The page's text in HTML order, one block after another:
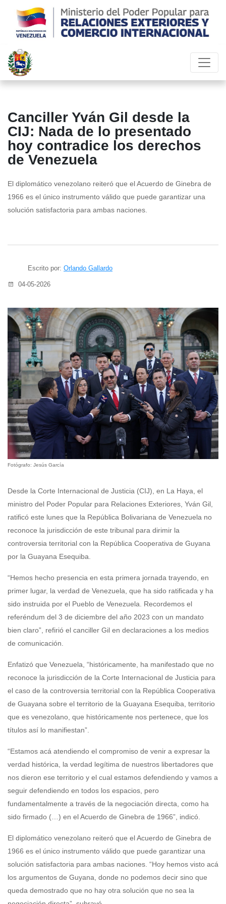
Canciller Yván Gil desde la
CIJ: Nada de lo presentado
hoy contradice los derechos
de Venezuela
El diplomático venezolano reiteró que el Acuerdo de Ginebra de
1966 es el único instrumento válido que puede garantizar una
solución satisfactoria para ambas naciones.
Escrito por: Orlando Gallardo
04-05-2026
Fotógrafo: Jesús García
Desde la Corte Internacional de Justicia (CIJ), en La Haya, el
ministro del Poder Popular para Relaciones Exteriores, Yván Gil,
ratificó este lunes que la República Bolivariana de Venezuela no
reconoce la jurisdicción de este tribunal para dirimir la
controversia territorial con la República Cooperativa de Guyana
por la Guayana Esequiba.
“Hemos hecho presencia en esta primera jornada trayendo, en
primer lugar, la verdad de Venezuela, que ha sido ratificada y ha
sido instruida por el Pueblo de Venezuela. Recordemos el
referéndum del 3 de diciembre del año 2023 con un mandato
bien claro”, refirió el canciller Gil en declaraciones a los medios
de comunicación.
Enfatizó que Venezuela, “históricamente, ha manifestado que no
reconoce la jurisdicción de la Corte Internacional de Justicia para
el caso de la controversia territorial con la República Cooperativa
de Guayana sobre el territorio de la Guayana Esequiba, territorio
que es venezolano, que históricamente nos pertenece, que los
títulos así lo manifiestan”.
“Estamos acá atendiendo el compromiso de venir a expresar la
verdad histórica, la verdad legítima de nuestros libertadores que
nos dieron ese territorio y el cual estamos defendiendo y vamos a
seguir defendiendo en todos los espacios, pero
fundamentalmente a través de la negociación directa, como ha
sido firmado (…) en el Acuerdo de Ginebra de 1966”, indicó.
El diplomático venezolano reiteró que el Acuerdo de Ginebra de
1966 es el único instrumento válido que puede garantizar una
solución satisfactoria para ambas naciones. “Hoy hemos visto acá
los argumentos de Guyana, donde no podemos decir sino que
queda demostrado que no hay otra solución que no sea la